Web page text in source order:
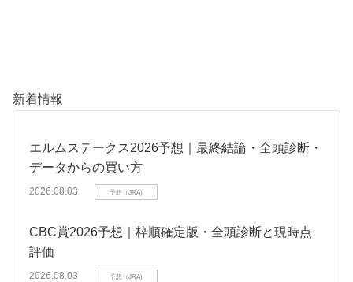
新着情報
エルムステークス2026予想｜最終結論・全頭診断・
データからの買い方
2026.08.03 予想（JRA)
CBC賞2026予想｜枠順確定版・全頭診断と現時点
評価
2026.08.03 予想（JRA)